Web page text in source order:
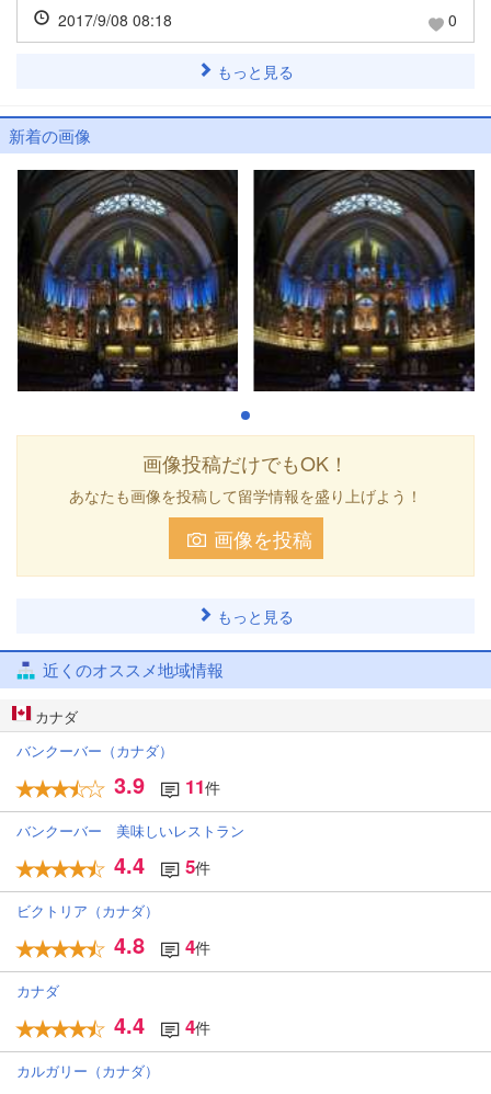
2017/9/08 08:18
0
もっと見る
新着の画像
画像投稿だけでもOK！
あなたも画像を投稿して留学情報を盛り上げよう！
画像を投稿
もっと見る
近くのオススメ地域情報
カナダ
バンクーバー（カナダ）
3.9 11件
バンクーバー 美味しいレストラン
4.4 5件
ビクトリア（カナダ）
4.8 4件
カナダ
4.4 4件
カルガリー（カナダ）